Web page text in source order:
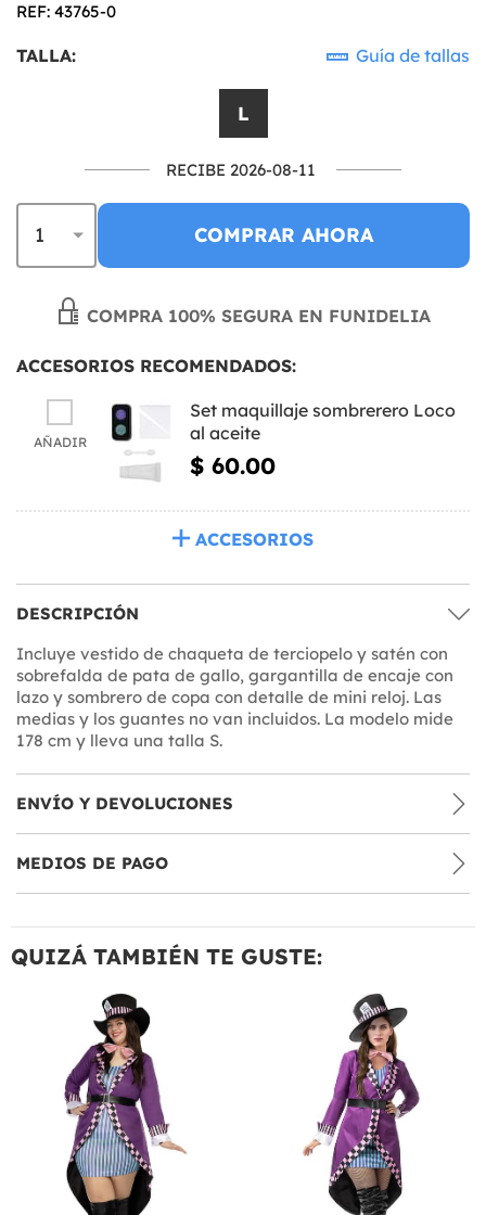
REF: 43765-0
TALLA: Guía de tallas
L
RECIBE 2026-08-11
COMPRAR AHORA
COMPRA 100% SEGURA EN FUNIDELIA
ACCESORIOS RECOMENDADOS:
AÑADIR
Set maquillaje sombrerero Loco
al aceite
$ 60.00
ACCESORIOS
DESCRIPCIÓN
Incluye vestido de chaqueta de terciopelo y satén con
sobrefalda de pata de gallo, gargantilla de encaje con
lazo y sombrero de copa con detalle de mini reloj. Las
medias y los guantes no van incluidos. La modelo mide
178 cm y lleva una talla S.
ENVÍO Y DEVOLUCIONES
MEDIOS DE PAGO
QUIZÁ TAMBIÉN TE GUSTE: